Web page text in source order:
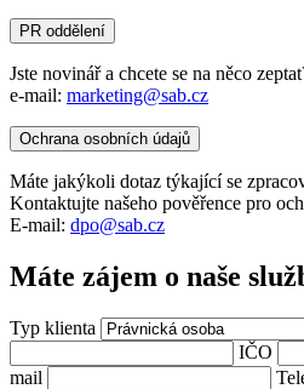
PR oddělení
Jste novinář a chcete se na něco
e-mail: marketing@sab.cz
Ochrana osobních údajů
Máte jakýkoli dotaz týkající se
Kontaktujte našeho pověřence pro
E-mail: dpo@sab.cz
Máte zájem o naše
Typ klienta
IČO
mail